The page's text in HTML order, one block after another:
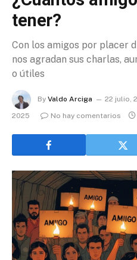
tener?
Con los amigos por placer
nos agradan sus charlas,
o útiles
By Valdo Arciga 22 julio,
2025
No hay comentarios